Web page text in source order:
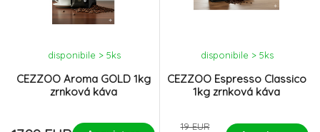
CEZZOO Aroma GOLD 1kg
zrnková káva
disponibile > 5ks
CEZZOO Espresso Classico
1kg zrnková káva
disponibile > 5ks
19 EUR